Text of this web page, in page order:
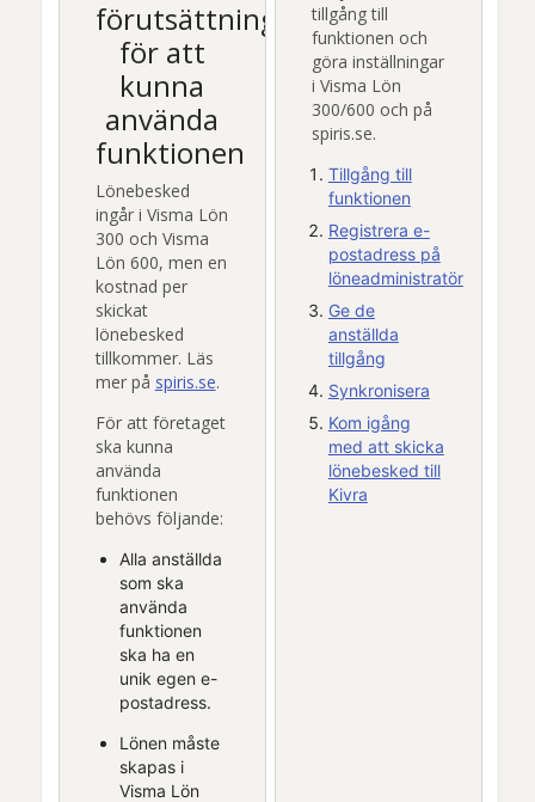
förutsättningar
för att
kunna
använda
funktionen
Lönebesked
ingår i Visma Lön
300 och Visma
Lön 600, men en
kostnad per
skickat
lönebesked
tillkommer. Läs
mer på spiris.se.
För att företaget
ska kunna
använda
funktionen
behövs följande:
Alla anställda
som ska
använda
funktionen
ska ha en
unik egen e-
postadress.
Lönen måste
skapas i
Visma Lön
tillgång till
funktionen och
göra inställningar
i Visma Lön
300/600 och på
spiris.se.
Tillgång till
funktionen
Registrera e-
postadress på
löneadministratör
Ge de
anställda
tillgång
Synkronisera
Kom igång
med att skicka
lönebesked till
Kivra